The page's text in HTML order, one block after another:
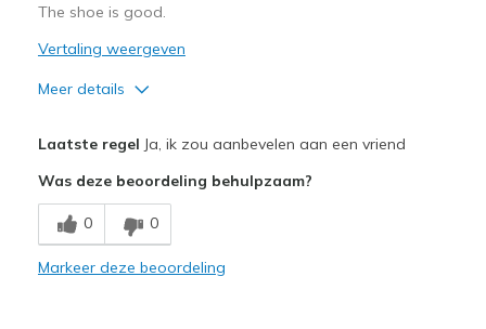
The shoe is good.
Vertaling weergeven
Meer details
Breathe Well
Comfortable
Laatste regel Ja, ik zou aanbevelen aan een vriend
Was deze beoordeling behulpzaam?
0 0
Markeer deze beoordeling